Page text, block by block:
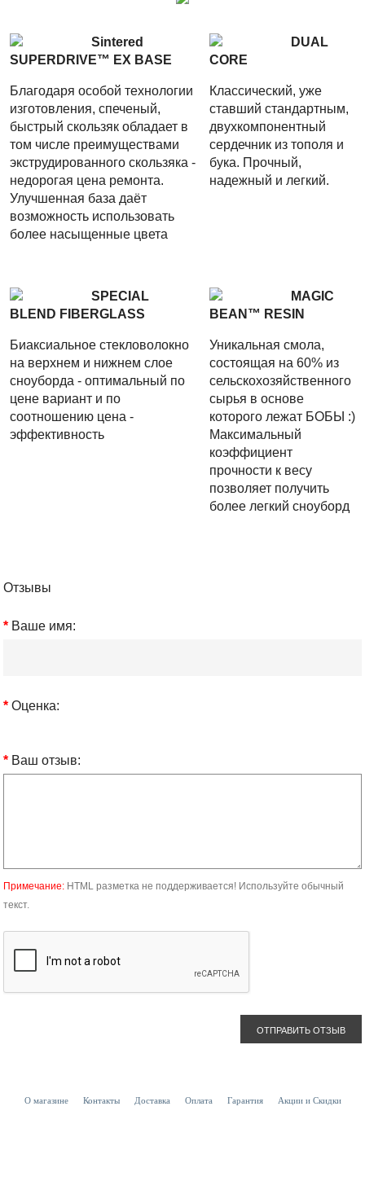
Sintered
SUPERDRIVE™ EX BASE
Благодаря особой технологии
изготовления, спеченый,
быстрый скользяк обладает в
том числе преимуществами
экструдированного скользяка -
недорогая цена ремонта.
Улучшенная база даёт
возможность использовать
более насыщенные цвета
DUAL
CORE
Классический, уже
ставший стандартным,
двухкомпонентный
сердечник из тополя и
бука. Прочный,
надежный и легкий.
SPECIAL
BLEND FIBERGLASS
Биаксиальное стекловолокно
на верхнем и нижнем слое
сноуборда - оптимальный по
цене вариант и по
соотношению цена -
эффективность
MAGIC
BEAN™ RESIN
Уникальная смола,
состоящая на 60% из
сельскохозяйственного
сырья в основе
которого лежат БОБЫ :)
Максимальный
коэффициент
прочности к весу
позволяет получить
более легкий сноуборд
Отзывы
Ваше имя:
Оценка:
Ваш отзыв:
Примечание: HTML разметка не поддерживается! Используйте обычный
текст.
ОТПРАВИТЬ ОТЗЫВ
О магазине Контакты Доставка Оплата Гарантия Акции и Скидки